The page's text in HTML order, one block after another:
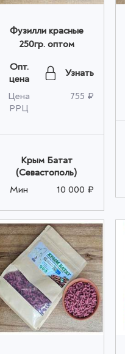
Фузилли красные
250гр. оптом
Опт.
цена
Узнать
Цена
РРЦ
755 ₽
Крым Батат
(Севастополь)
Мин
10 000 ₽